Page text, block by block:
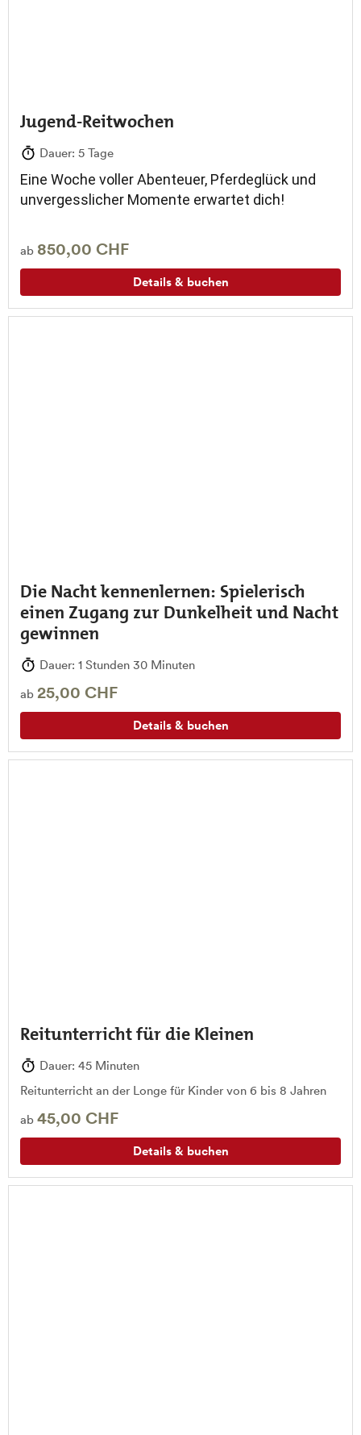
Jugend-Reitwochen
Dauer: 5 Tage
Eine Woche voller Abenteuer, Pferdeglück und
unvergesslicher Momente erwartet dich!
ab 850,00 CHF
Details & buchen
Die Nacht kennenlernen: Spielerisch
einen Zugang zur Dunkelheit und Nacht
gewinnen
Dauer: 1 Stunden 30 Minuten
ab 25,00 CHF
Details & buchen
Reitunterricht für die Kleinen
Dauer: 45 Minuten
Reitunterricht an der Longe für Kinder von 6 bis 8 Jahren
ab 45,00 CHF
Details & buchen